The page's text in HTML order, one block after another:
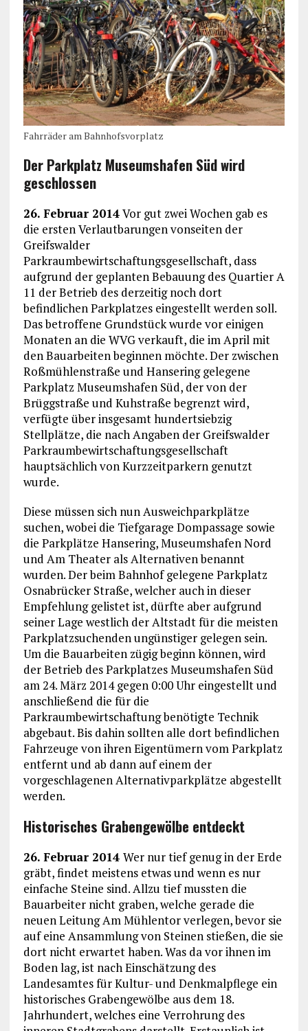
Fahrräder am Bahnhofsvorplatz
Der Parkplatz Museumshafen Süd wird
geschlossen
26. Februar 2014Vor gut zwei Wochen gab es
die ersten Verlautbarungen vonseiten der
Greifswalder
Parkraumbewirtschaftungsgesellschaft, dass
aufgrund der geplanten Bebauung des Quartier A
11 der Betrieb des derzeitig noch dort
befindlichen Parkplatzes eingestellt werden soll.
Das betroffene Grundstück wurde vor einigen
Monaten an die WVG verkauft, die im April mit
den Bauarbeiten beginnen möchte. Der zwischen
Roßmühlenstraße und Hansering gelegene
Parkplatz Museumshafen Süd, der von der
Brüggstraße und Kuhstraße begrenzt wird,
verfügte über insgesamt hundertsiebzig
Stellplätze, die nach Angaben der Greifswalder
Parkraumbewirtschaftungsgesellschaft
hauptsächlich von Kurzzeitparkern genutzt
wurde.
Diese müssen sich nun Ausweichparkplätze
suchen, wobei die Tiefgarage Dompassage sowie
die Parkplätze Hansering, Museumshafen Nord
und Am Theater als Alternativen benannt
wurden. Der beim Bahnhof gelegene Parkplatz
Osnabrücker Straße, welcher auch in dieser
Empfehlung gelistet ist, dürfte aber aufgrund
seiner Lage westlich der Altstadt für die meisten
Parkplatzsuchenden ungünstiger gelegen sein.
Um die Bauarbeiten zügig beginn können, wird
der Betrieb des Parkplatzes Museumshafen Süd
am 24. März 2014 gegen 0:00 Uhr eingestellt und
anschließend die für die
Parkraumbewirtschaftung benötigte Technik
abgebaut. Bis dahin sollten alle dort befindlichen
Fahrzeuge von ihren Eigentümern vom Parkplatz
entfernt und ab dann auf einem der
vorgeschlagenen Alternativparkplätze abgestellt
werden.
Historisches Grabengewölbe entdeckt
26. Februar 2014 Wer nur tief genug in der Erde
gräbt, findet meistens etwas und wenn es nur
einfache Steine sind. Allzu tief mussten die
Bauarbeiter nicht graben, welche gerade die
neuen Leitung Am Mühlentor verlegen, bevor sie
auf eine Ansammlung von Steinen stießen, die sie
dort nicht erwartet haben. Was da vor ihnen im
Boden lag, ist nach Einschätzung des
Landesamtes für Kultur- und Denkmalpflege ein
historisches Grabengewölbe aus dem 18.
Jahrhundert, welches eine Verrohrung des